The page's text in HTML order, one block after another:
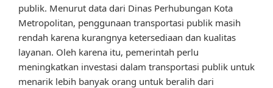
publik. Menurut data dari Dinas Perhubungan Kota
Metropolitan, penggunaan transportasi publik masih
rendah karena kurangnya ketersediaan dan kualitas
layanan. Oleh karena itu, pemerintah perlu
meningkatkan investasi dalam transportasi publik untuk
menarik lebih banyak orang untuk beralih dari